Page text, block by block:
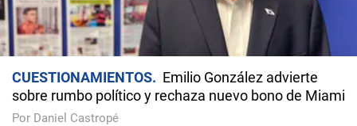
CUESTIONAMIENTOS
Emilio González advierte
sobre rumbo político y rechaza nuevo bono de Miami
Por Daniel Castropé